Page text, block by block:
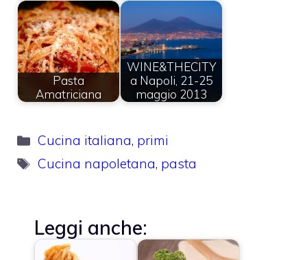
Pasta
Amatriciana
WINE&THECITY
a Napoli, 21-25
maggio 2013
Categorie
Cucina italiana, primi
Tag
Cucina napoletana, pasta
Leggi anche: